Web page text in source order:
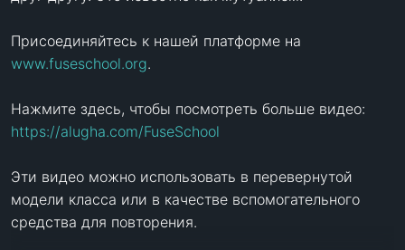
www.fuseschool.org.
https://alugha.com/FuseSchool
Эти видео можно использовать в перевернутой
модели класса или в качестве вспомогательного
средства для повторения.